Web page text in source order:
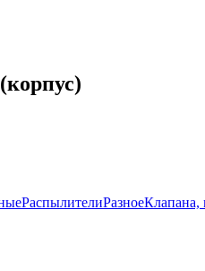
РаспылителиРазноеКлапана,